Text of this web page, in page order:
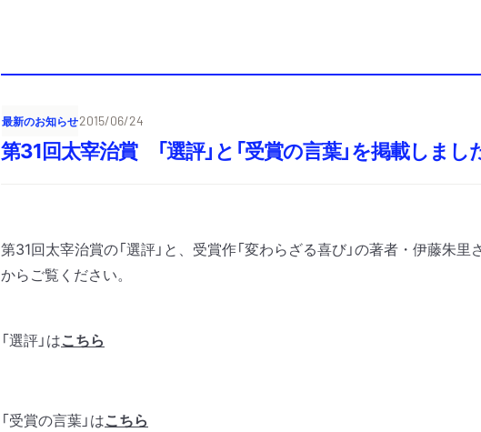
最新のお知らせ2015/06/24
第31回太宰治賞 「選評」と「受賞の言葉」を掲載しまし
第31回太宰治賞の「選評」と、受賞作「変わらざる喜び」の著者・伊藤朱
からご覧ください。
「選評」はこちら
「受賞の言葉」はこちら